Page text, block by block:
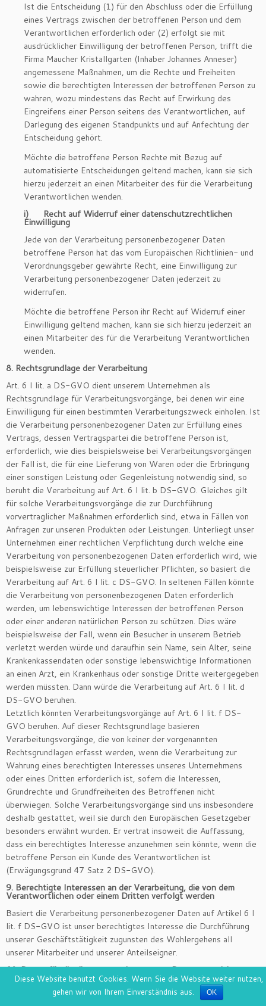
Ist die Entscheidung (1) für den Abschluss oder die Erfüllung
eines Vertrags zwischen der betroffenen Person und dem
Verantwortlichen erforderlich oder (2) erfolgt sie mit
ausdrücklicher Einwilligung der betroffenen Person, trifft die
Firma Maucher Kristallgarten (Inhaber Johannes Anneser)
angemessene Maßnahmen, um die Rechte und Freiheiten
sowie die berechtigten Interessen der betroffenen Person zu
wahren, wozu mindestens das Recht auf Erwirkung des
Eingreifens einer Person seitens des Verantwortlichen, auf
Darlegung des eigenen Standpunkts und auf Anfechtung der
Entscheidung gehört.
Möchte die betroffene Person Rechte mit Bezug auf
automatisierte Entscheidungen geltend machen, kann sie sich
hierzu jederzeit an einen Mitarbeiter des für die Verarbeitung
Verantwortlichen wenden.
i) Recht auf Widerruf einer datenschutzrechtlichen
Einwilligung
Jede von der Verarbeitung personenbezogener Daten
betroffene Person hat das vom Europäischen Richtlinien- und
Verordnungsgeber gewährte Recht, eine Einwilligung zur
Verarbeitung personenbezogener Daten jederzeit zu
widerrufen.
Möchte die betroffene Person ihr Recht auf Widerruf einer
Einwilligung geltend machen, kann sie sich hierzu jederzeit an
einen Mitarbeiter des für die Verarbeitung Verantwortlichen
wenden.
8. Rechtsgrundlage der Verarbeitung
Art. 6 I lit. a DS-GVO dient unserem Unternehmen als
Rechtsgrundlage für Verarbeitungsvorgänge, bei denen wir eine
Einwilligung für einen bestimmten Verarbeitungszweck einholen. Ist
die Verarbeitung personenbezogener Daten zur Erfüllung eines
Vertrags, dessen Vertragspartei die betroffene Person ist,
erforderlich, wie dies beispielsweise bei Verarbeitungsvorgängen
der Fall ist, die für eine Lieferung von Waren oder die Erbringung
einer sonstigen Leistung oder Gegenleistung notwendig sind, so
beruht die Verarbeitung auf Art. 6 I lit. b DS-GVO. Gleiches gilt
für solche Verarbeitungsvorgänge die zur Durchführung
vorvertraglicher Maßnahmen erforderlich sind, etwa in Fällen von
Anfragen zur unseren Produkten oder Leistungen. Unterliegt unser
Unternehmen einer rechtlichen Verpflichtung durch welche eine
Verarbeitung von personenbezogenen Daten erforderlich wird, wie
beispielsweise zur Erfüllung steuerlicher Pflichten, so basiert die
Verarbeitung auf Art. 6 I lit. c DS-GVO. In seltenen Fällen könnte
die Verarbeitung von personenbezogenen Daten erforderlich
werden, um lebenswichtige Interessen der betroffenen Person
oder einer anderen natürlichen Person zu schützen. Dies wäre
beispielsweise der Fall, wenn ein Besucher in unserem Betrieb
verletzt werden würde und daraufhin sein Name, sein Alter, seine
Krankenkassendaten oder sonstige lebenswichtige Informationen
an einen Arzt, ein Krankenhaus oder sonstige Dritte weitergegeben
werden müssten. Dann würde die Verarbeitung auf Art. 6 I lit. d
DS-GVO beruhen.
Letztlich könnten Verarbeitungsvorgänge auf Art. 6 I lit. f DS-
GVO beruhen. Auf dieser Rechtsgrundlage basieren
Verarbeitungsvorgänge, die von keiner der vorgenannten
Rechtsgrundlagen erfasst werden, wenn die Verarbeitung zur
Wahrung eines berechtigten Interesses unseres Unternehmens
oder eines Dritten erforderlich ist, sofern die Interessen,
Grundrechte und Grundfreiheiten des Betroffenen nicht
überwiegen. Solche Verarbeitungsvorgänge sind uns insbesondere
deshalb gestattet, weil sie durch den Europäischen Gesetzgeber
besonders erwähnt wurden. Er vertrat insoweit die Auffassung,
dass ein berechtigtes Interesse anzunehmen sein könnte, wenn die
betroffene Person ein Kunde des Verantwortlichen ist
(Erwägungsgrund 47 Satz 2 DS-GVO).
9. Berechtigte Interessen an der Verarbeitung, die von dem
Verantwortlichen oder einem Dritten verfolgt werden
Basiert die Verarbeitung personenbezogener Daten auf Artikel 6 I
lit. f DS-GVO ist unser berechtigtes Interesse die Durchführung
unserer Geschäftstätigkeit zugunsten des Wohlergehens all
unserer Mitarbeiter und unserer Anteilseigner.
10. Dauer, für die die personenbezogenen Daten gespeichert
werden
Das Kriterium für die Dauer der Speicherung von
Diese Website benutzt Cookies. Wenn Sie die Website weiter nutzen,
gehen wir von Ihrem Einverständnis aus.
OK